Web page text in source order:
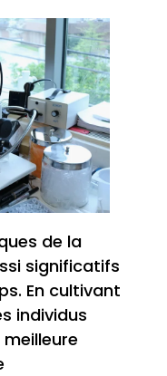
de la
significatifs
En cultivant
individus